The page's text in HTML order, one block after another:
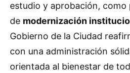
estudio y aprobación,
de modernización
Gobierno de la Ciudad
con una administración
orientada al bienestar de